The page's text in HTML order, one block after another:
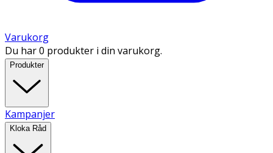
Varukorg
Du har 0 produkter i din varukorg.
Produkter
Kampanjer
Kloka Råd